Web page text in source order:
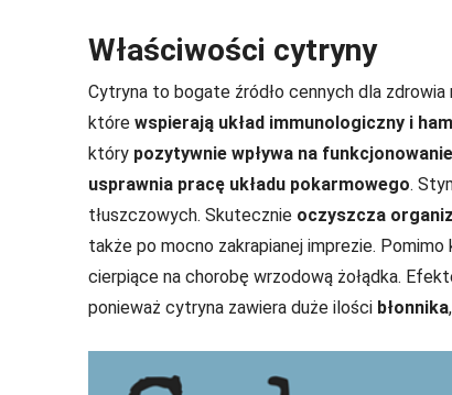
Właściwości cytryny
Cytryna to bogate źródło cennych dla
które wspierają układ immunologiczny i
który pozytywnie wpływa na
usprawnia pracę układu pokarmowego.
tłuszczowych. Skutecznie oczyszcza
także po mocno zakrapianej imprezie.
cierpiące na chorobę wrzodową żołądka.
ponieważ cytryna zawiera duże ilości błonnika